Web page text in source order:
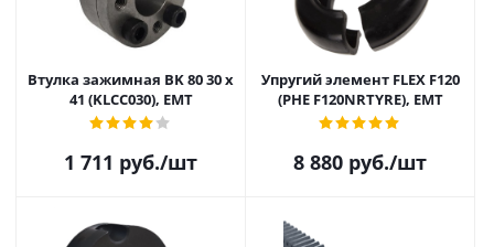
Втулка зажимная BK 80 30 x
41 (KLCC030), EMT
1 711 руб./шт
Упругий элемент FLEX F120
(PHE F120NRTYRE), EMT
8 880 руб./шт